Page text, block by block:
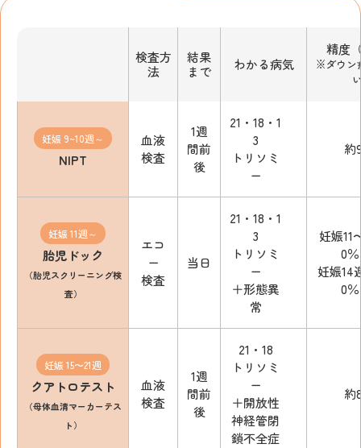
検査方
法
結果
まで
わかる病気
精度
※ダウン
妊娠 9~10週～
NIPT
血液
検査
1週
間前
後
21・18・1
3
トリソミ
ー
約
妊娠 11週～
胎児ドック
（胎児スクリーニング検
査）
エコ
ー
検査
当日
21・18・1
3
トリソミ
ー
＋形態異
常
妊娠11
0
妊娠14
0
妊娠 15〜21週
クアトロテスト
（母体血清マーカーテス
ト）
血液
検査
1週
間前
後
21・18
トリソミ
ー
＋開放性
神経管閉
鎖不全症
約